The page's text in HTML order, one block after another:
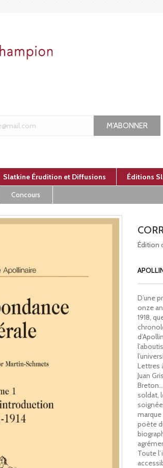
M'ABONNER
Slatkine Érudition et Diffusions Éditions
Concours
Édition
D’une
onze
1918,
Lettres
Juan
soldat,
marque
poète
Toute